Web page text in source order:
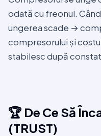
odată cu freonul.
ungerea scade →
compresorului și
stabilesc după
🏆 De Ce Să
(TRUST)